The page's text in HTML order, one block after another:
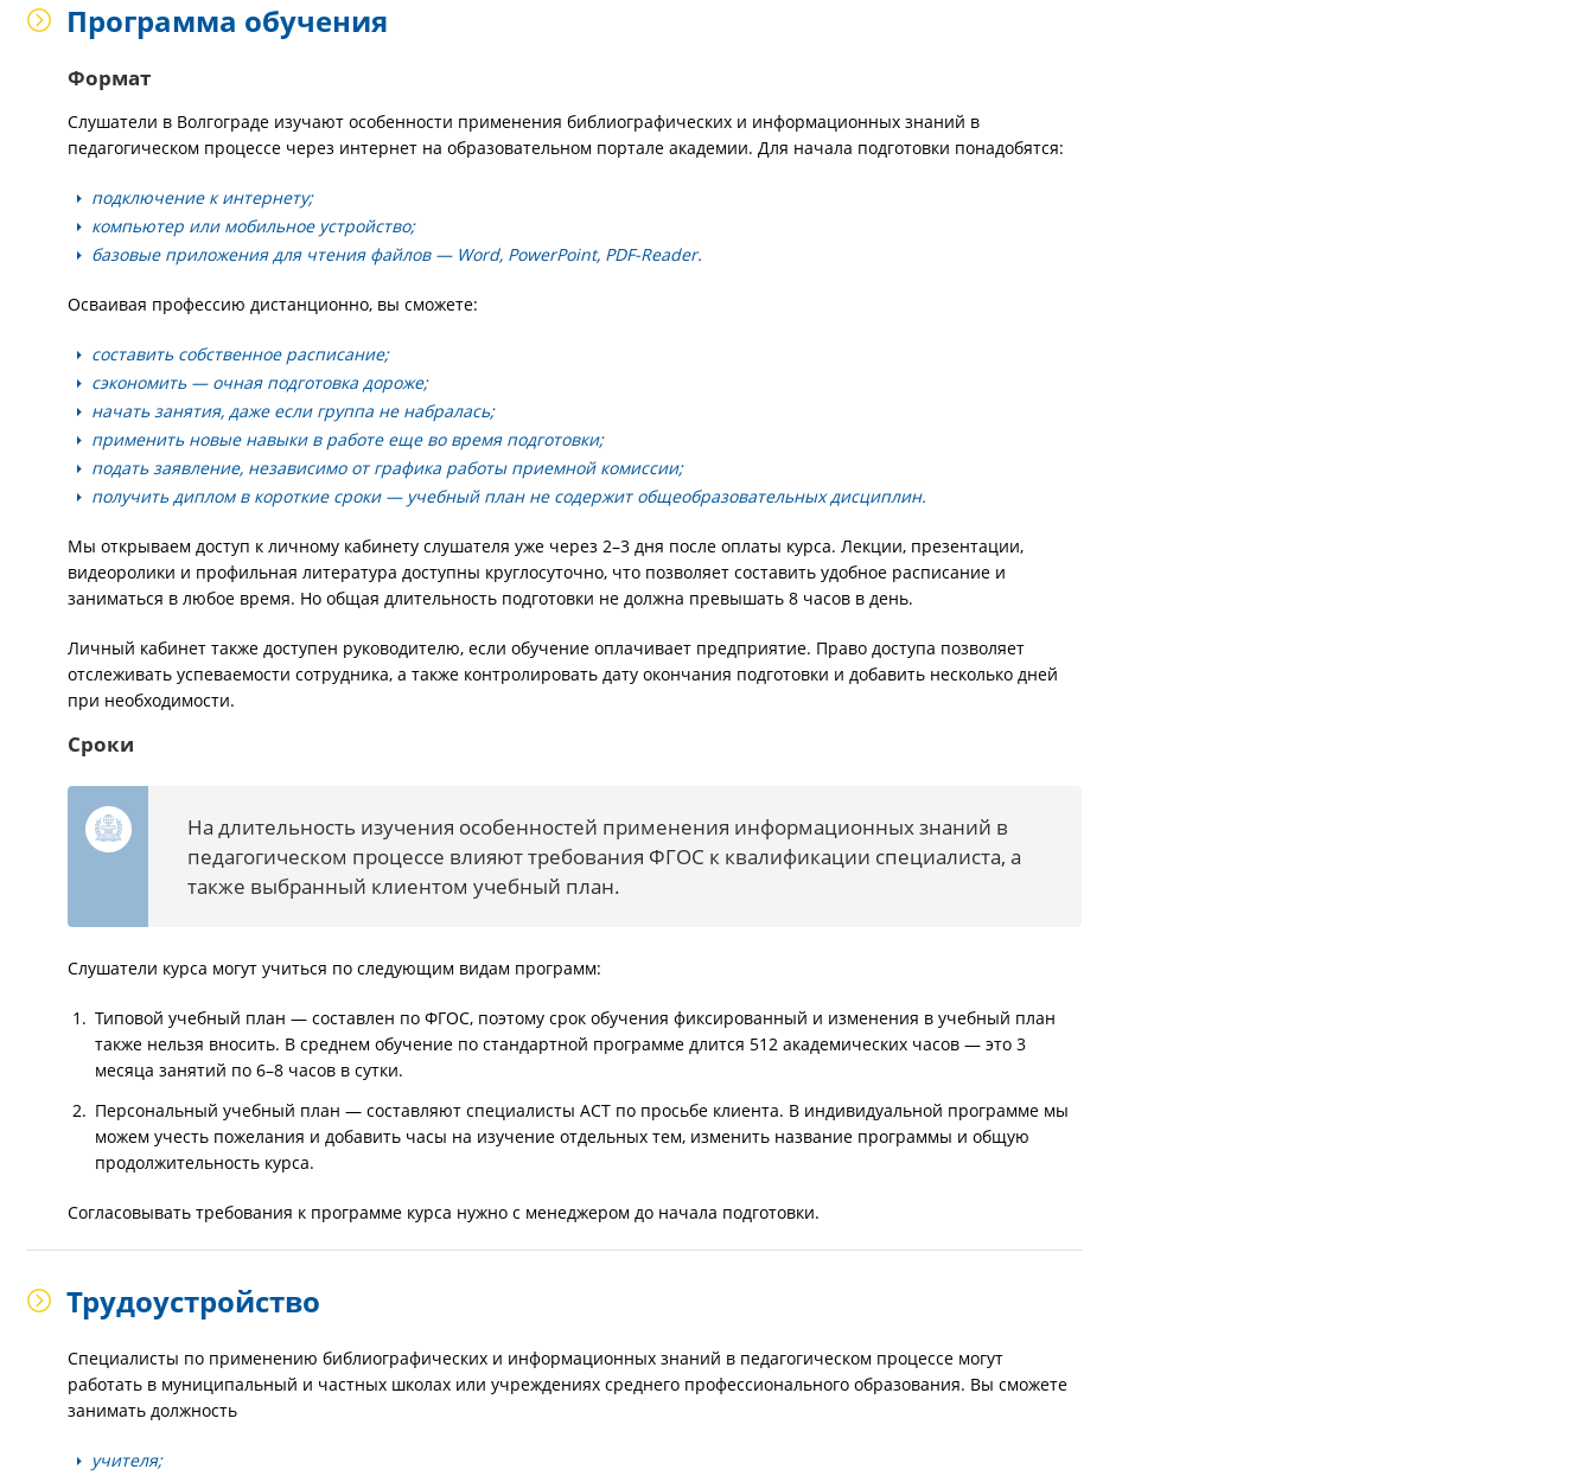
Программа обучения
Формат
Слушатели в Волгограде изучают особенности применения библиографических и информационных знаний в
педагогическом процессе через интернет на образовательном портале академии. Для начала подготовки понадобятся:
подключение к интернету;
компьютер или мобильное устройство;
базовые приложения для чтения файлов — Word, PowerPoint, PDF-Reader.
Осваивая профессию дистанционно, вы сможете:
составить собственное расписание;
сэкономить — очная подготовка дороже;
начать занятия, даже если группа не набралась;
применить новые навыки в работе еще во время подготовки;
подать заявление, независимо от графика работы приемной комиссии;
получить диплом в короткие сроки — учебный план не содержит общеобразовательных дисциплин.
Мы открываем доступ к личному кабинету слушателя уже через 2–3 дня после оплаты курса. Лекции, презентации,
видеоролики и профильная литература доступны круглосуточно, что позволяет составить удобное расписание и
заниматься в любое время. Но общая длительность подготовки не должна превышать 8 часов в день.
Личный кабинет также доступен руководителю, если обучение оплачивает предприятие. Право доступа позволяет
отслеживать успеваемости сотрудника, а также контролировать дату окончания подготовки и добавить несколько дней
при необходимости.
Сроки
На длительность изучения особенностей применения информационных знаний в
педагогическом процессе влияют требования ФГОС к квалификации специалиста, а
также выбранный клиентом учебный план.
Слушатели курса могут учиться по следующим видам программ:
Типовой учебный план — составлен по ФГОС, поэтому срок обучения фиксированный и изменения в учебный план
также нельзя вносить. В среднем обучение по стандартной программе длится 512 академических часов — это 3
месяца занятий по 6–8 часов в сутки.
Персональный учебный план — составляют специалисты АСТ по просьбе клиента. В индивидуальной программе мы
можем учесть пожелания и добавить часы на изучение отдельных тем, изменить название программы и общую
продолжительность курса.
Согласовывать требования к программе курса нужно с менеджером до начала подготовки.
Трудоустройство
Специалисты по применению библиографических и информационных знаний в педагогическом процессе могут
работать в муниципальный и частных школах или учреждениях среднего профессионального образования. Вы сможете
занимать должность
учителя;